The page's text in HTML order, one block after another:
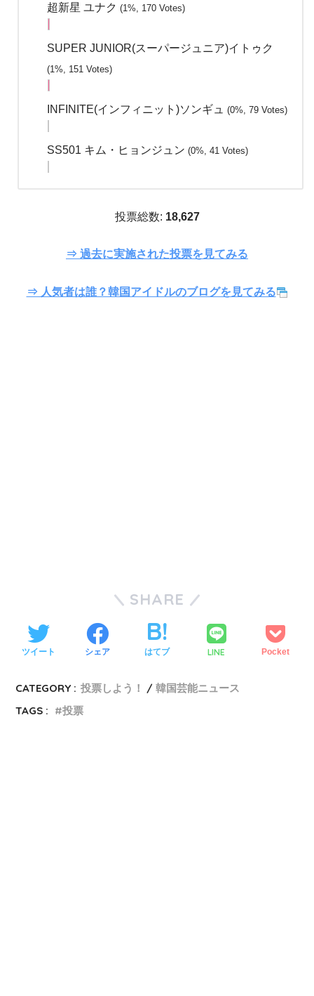
超新星 ユナク (1%, 170 Votes)
SUPER JUNIOR(スーパージュニア)イトゥク
(1%, 151 Votes)
INFINITE(インフィニット)ソンギュ (0%, 79 Votes)
SS501 キム・ヒョンジュン (0%, 41 Votes)
投票総数: 18,627
⇒ 過去に実施された投票を見てみる
⇒ 人気者は誰？韓国アイドルのブログを見てみる
SHARE
ツイート シェア はてブ LINE Pocket
CATEGORY : 投票しよう！
韓国芸能ニュース
TAGS :
投票